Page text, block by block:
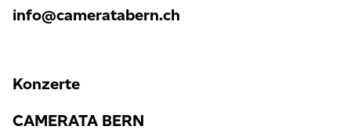
info@cameratabern.ch
Konzerte
CAMERATA BERN